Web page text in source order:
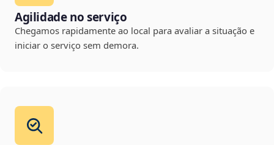
Agilidade no serviço
Chegamos rapidamente ao local para avaliar a situação e
iniciar o serviço sem demora.